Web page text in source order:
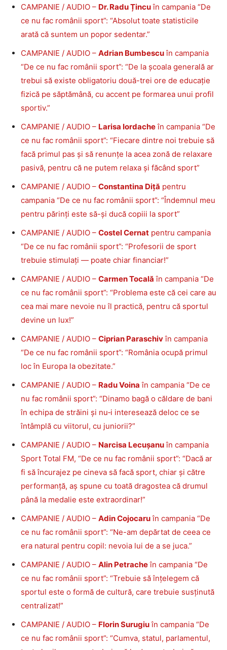
CAMPANIE / AUDIO – Dr. Radu Țincuîn campania “De
ce nu fac românii sport”: “Absolut toate statisticile
arată că suntem un popor sedentar.”
CAMPANIE / AUDIO – Adrian Bumbescuîn campania
“De ce nu fac românii sport”: “De la școala generală ar
trebui să existe obligatoriu două-trei ore de educație
fizică pe săptămână, cu accent pe formarea unui profil
sportiv.”
CAMPANIE / AUDIO – Larisa Iordacheîn campania “De
ce nu fac românii sport”: “Fiecare dintre noi trebuie să
facă primul pas și să renunțe la acea zonă de relaxare
pasivă, pentru că ne putem relaxa și făcând sport”
CAMPANIE / AUDIO – Constantina Diță pentru
campania “De ce nu fac românii sport”: “Îndemnul meu
pentru părinți este să-și ducă copiii la sport”
CAMPANIE / AUDIO – Costel Cernat pentru campania
“De ce nu fac românii sport”: “Profesorii de sport
trebuie stimulați — poate chiar financiar!”
CAMPANIE / AUDIO – Carmen Tocală în campania “De
ce nu fac românii sport”: “Problema este că cei care au
cea mai mare nevoie nu îl practică, pentru că sportul
devine un lux!”
CAMPANIE / AUDIO – Ciprian Paraschivîn campania
“De ce nu fac românii sport”: “România ocupă primul
loc în Europa la obezitate.”
CAMPANIE / AUDIO – Radu Voina în campania “De ce
nu fac românii sport”: “Dinamo bagă o căldare de bani
în echipa de străini și nu‑i interesează deloc ce se
întâmplă cu viitorul, cu juniorii?”
CAMPANIE / AUDIO – Narcisa Lecușanuîn campania
Sport Total FM, “De ce nu fac românii sport”: “Dacă ar
fi să încurajez pe cineva să facă sport, chiar și către
performanță, aș spune cu toată dragostea că drumul
până la medalie este extraordinar!”
CAMPANIE / AUDIO – Adin Cojocaruîn campania “De
ce nu fac românii sport”: “Ne-am depărtat de ceea ce
era natural pentru copil: nevoia lui de a se juca.”
CAMPANIE / AUDIO – Alin Petracheîn campania “De
ce nu fac românii sport”: “Trebuie să înțelegem că
sportul este o formă de cultură, care trebuie susținută
centralizat!”
CAMPANIE / AUDIO – Florin Surugiuîn campania “De
ce nu fac românii sport”: “Cumva, statul, parlamentul,